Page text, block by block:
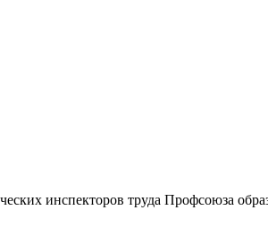
инспекторов труда Профсоюза